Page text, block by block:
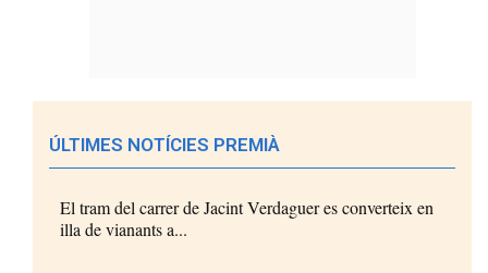
ÚLTIMES NOTÍCIES PREMIÀ
El tram del carrer de Jacint Verdaguer es converteix en
illa de vianants a...